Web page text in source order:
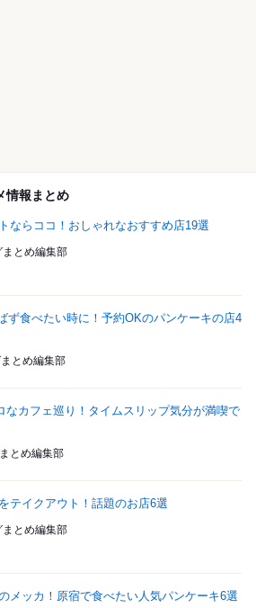
情報まとめ
ならココ！おしゃれなおすすめ店19選
まとめ編集部
ず食べたい時に！予約OKのパンケーキの店4
とめ編集部
なカフェ巡り！タイムスリップ気分が満喫で
とめ編集部
テイクアウト！話題のお店6選
まとめ編集部
メッカ！原宿で食べたい人気パンケーキ6選